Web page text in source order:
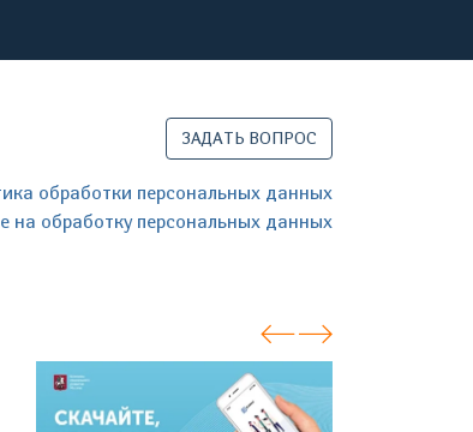
ЗАДАТЬ ВОПРОС
обработки персональных данных
на обработку персональных данных